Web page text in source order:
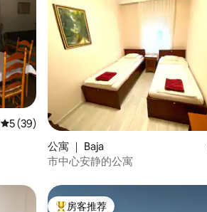
平均评分 5 分（满分 5 分），共 39 条评价
5 (39)
公寓 ｜ Baja
市中心安静的公寓
房客推荐